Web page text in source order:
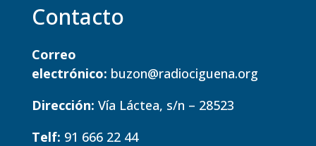
Contacto
Correo
electrónico: buzon@radiociguena.org
Dirección: Vía Láctea, s/n – 28523
Telf: 91 666 22 44